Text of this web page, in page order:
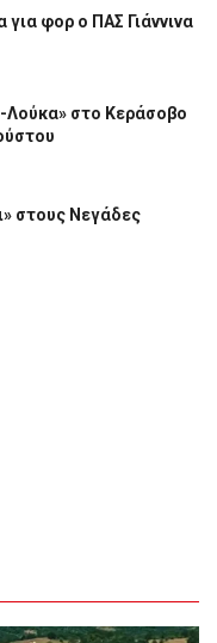
για φορ ο ΠΑΣ Γιάννινα
στο Κεράσοβο
στους Νεγάδες